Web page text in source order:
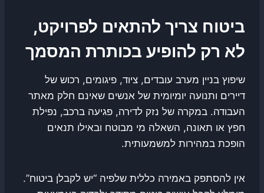
ביטוח צריך להתאים לפרויקט,
לא רק להופיע בכותרת המסמך
שיפוץ בניין מערב עובדים, ציוד, פיגומים, רכוש של
דיירים ותנועה יומיומית של אנשים שאינם חלק מאתר
העבודה. במקרה של נזק לדירה, פגיעה ברכב, נפילת
חפץ או תאונה, השאלה מי מבוטח ובאילו תנאים
הופכת במהירות למשמעותית.
אין להסתפק באמירה כללית שלפיה “יש לקבלן ביטוח”.